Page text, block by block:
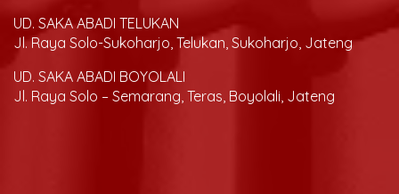
UD. SAKA ABADI TELUKAN
Jl. Raya Solo-Sukoharjo, Telukan, Sukoharjo, Jateng
UD. SAKA ABADI BOYOLALI
Jl. Raya Solo – Semarang, Teras, Boyolali, Jateng